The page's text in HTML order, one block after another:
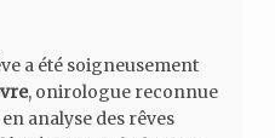
a été soigneusement
, onirologue reconnue
analyse des rêves